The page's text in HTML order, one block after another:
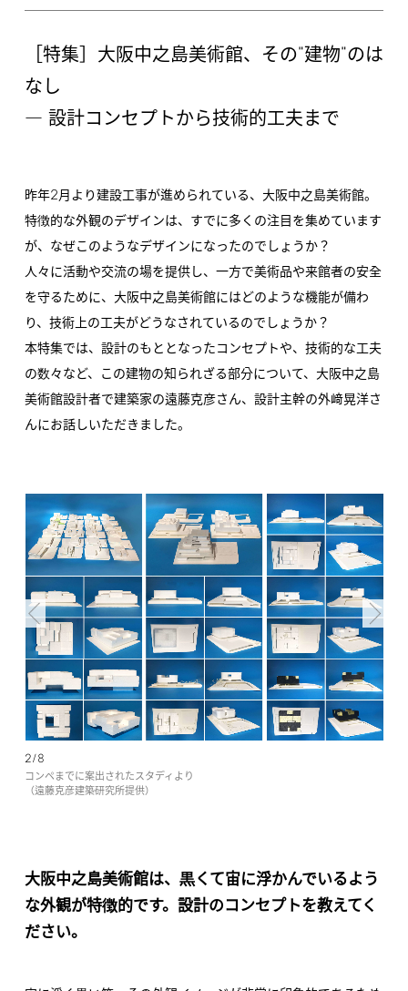
［特集］大阪中之島美術館、その"建物"のは
なし
― 設計コンセプトから技術的工夫まで
昨年2月より建設工事が進められている、大阪中之島美術館。
特徴的な外観のデザインは、すでに多くの注目を集めています
が、なぜこのようなデザインになったのでしょうか？
人々に活動や交流の場を提供し、一方で美術品や来館者の安全
を守るために、大阪中之島美術館にはどのような機能が備わ
り、技術上の工夫がどうなされているのでしょうか？
本特集では、設計のもととなったコンセプトや、技術的な工夫
の数々など、この建物の知られざる部分について、大阪中之島
美術館設計者で建築家の遠藤克彦さん、設計主幹の外﨑晃洋さ
んにお話しいただきました。
2/8
コンペまでに案出されたスタディより
（遠藤克彦建築研究所提供）
大阪中之島美術館は、黒くて宙に浮かんでいるよう
な外観が特徴的です。設計のコンセプトを教えてく
ださい。